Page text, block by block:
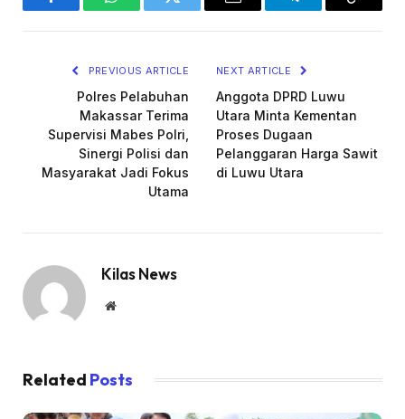
FacebookWhatsAppTwitter Email TelegramCopy
PREVIOUS ARTICLE
Polres Pelabuhan
Makassar Terima
Supervisi Mabes Polri,
Sinergi Polisi dan
Masyarakat Jadi Fokus
Utama
NEXT ARTICLE
Anggota DPRD Luwu
Utara Minta Kementan
Proses Dugaan
Pelanggaran Harga Sawit
di Luwu Utara
Kilas News
Website
Related Posts